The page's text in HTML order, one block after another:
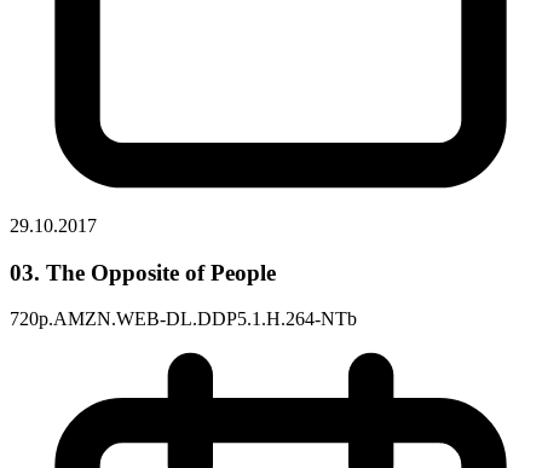
29.10.2017
03. The Opposite of People
720p.AMZN.WEB-DL.DDP5.1.H.264-NTb